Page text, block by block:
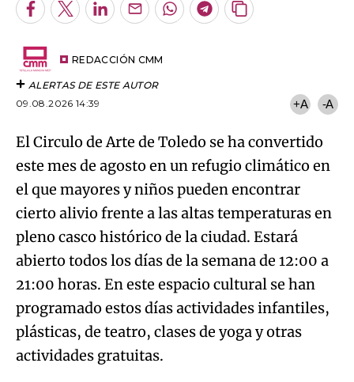
Facebook
TwitterLinkedInEnviarWhatsapp
Telegram
Copiar
REDACCIÓN CMM
ALERTAS DE ESTE AUTOR
09.08.2026 14:39
+A -A
El Circulo de Arte de Toledo se ha convertido
este mes de agosto en un refugio climático en
el que mayores y niños pueden encontrar
cierto alivio frente a las altas temperaturas en
pleno casco histórico de la ciudad. Estará
abierto todos los días de la semana de 12:00 a
21:00 horas. En este espacio cultural se han
programado estos días actividades infantiles,
plásticas, de teatro, clases de yoga y otras
actividades gratuitas.